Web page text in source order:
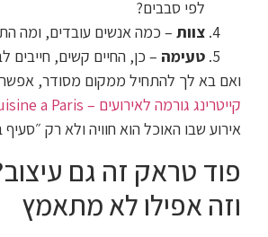
לפי סבבים?
צוות – כמה אנשים עובדים, ומה
טעימה – כן, החיים קשים, חייבים
ואם בא לך להתחיל ממקום מסודר,
קייטרינג גורמה לאירועים – Cuisine a Paris
אירוע שבו האוכל הוא חוויה ולא רק
פוד טראק זה גם
וזה אפילו לא מתאמץ